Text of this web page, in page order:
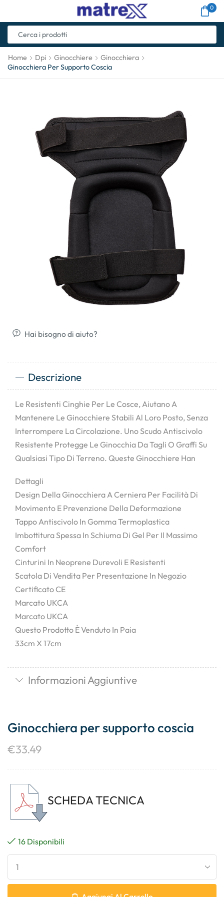
0
Home Dpi Ginocchiere
Ginocchiera
Ginocchiera Per Supporto Coscia
Hai bisogno di aiuto?
Descrizione
Le Resistenti Cinghie Per Le Cosce, Aiutano A
Mantenere Le Ginocchiere Stabili Al Loro Posto, Senza
Interrompere La Circolazione. Uno Scudo Antiscivolo
Resistente Protegge Le Ginocchia Da Tagli O Graffi Su
Qualsiasi Tipo Di Terreno. Queste Ginocchiere Han
Dettagli
Design Della Ginocchiera A Cerniera Per Facilità Di
Movimento E Prevenzione Della Deformazione
Tappo Antiscivolo In Gomma Termoplastica
Imbottitura Spessa In Schiuma Di Gel Per Il Massimo
Comfort
Cinturini In Neoprene Durevoli E Resistenti
Scatola Di Vendita Per Presentazione In Negozio
Certificato CE
Marcato UKCA
Marcato UKCA
Questo Prodotto È Venduto In Paia
33cm X 17cm
Informazioni Aggiuntive
Ginocchiera per supporto coscia
€33.49
SCHEDA TECNICA
16 Disponibili